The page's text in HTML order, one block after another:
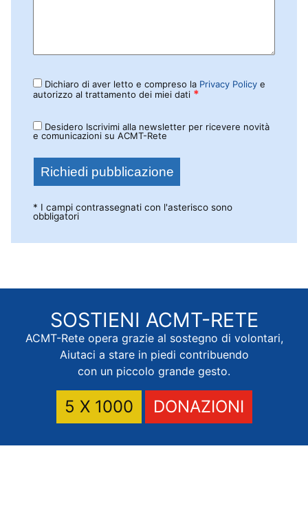
Dichiaro di aver letto e compreso la Privacy Policy e
autorizzo al trattamento dei miei dati *
Desidero Iscrivimi alla newsletter per ricevere novità
e comunicazioni su ACMT-Rete
* I campi contrassegnati con l'asterisco sono
obbligatori
SOSTIENI ACMT-RETE
ACMT-Rete opera grazie al sostegno di volontari,
Aiutaci a stare in piedi contribuendo
con un piccolo grande gesto.
5 X 1000 DONAZIONI